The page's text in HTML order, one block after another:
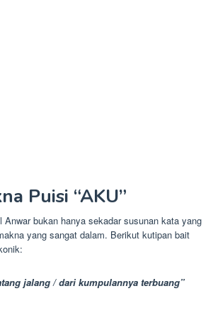
Puisi “AKU”
Anwar bukan hanya sekadar susunan kata yang
yang sangat dalam. Berikut kutipan bait
jalang / dari kumpulannya terbuang”